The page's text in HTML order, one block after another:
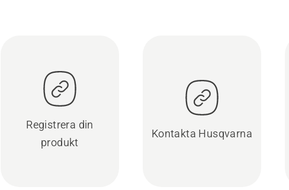
Registrera din
produkt
Kontakta Husqvarna